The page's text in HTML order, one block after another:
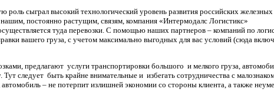
роль сыграл высокий технологический уровень развития российских железных
постоянно растущим, связям, компания «Интермодалс Логистикс»
туда перевозки. С помощью наших партнеров – компаний по
вашего груза, с учетом максимально выгодных для вас условий (сюда
предлагают услуги транспортировки большого и мелкого груза,
следует быть крайне внимательные и избегать сотрудничества с
автомобиль – не потерпит излишней экономии со стороны клиента, а также